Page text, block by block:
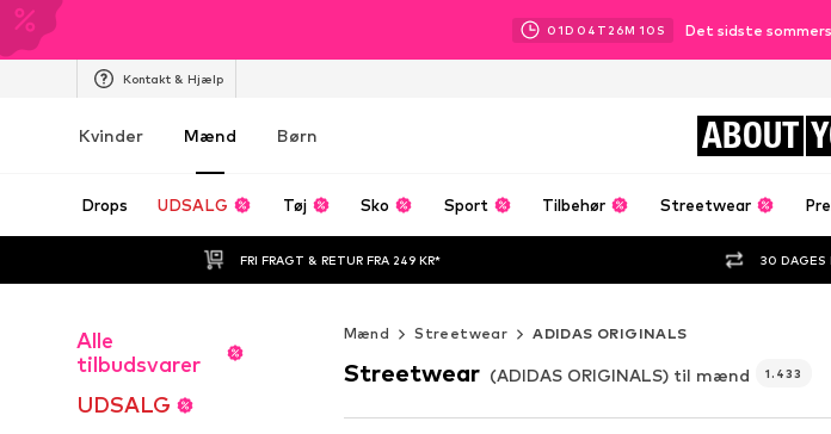
01D 04 T 26M 09 S Det sidste
Kontakt & Hjælp
Kvinder Mænd Børn ABOUT
Drops UDSALG Tøj Sko Sport Tilbehør Streetwear
FRI FRAGT & RETUR FRA 249 KR* 30 DAGES
Alle
tilbudsvarer
UDSALG
Mænd Streetwear ADIDAS ORIGINALS
Streetwear (ADIDAS ORIGINALS) til mænd 1.433